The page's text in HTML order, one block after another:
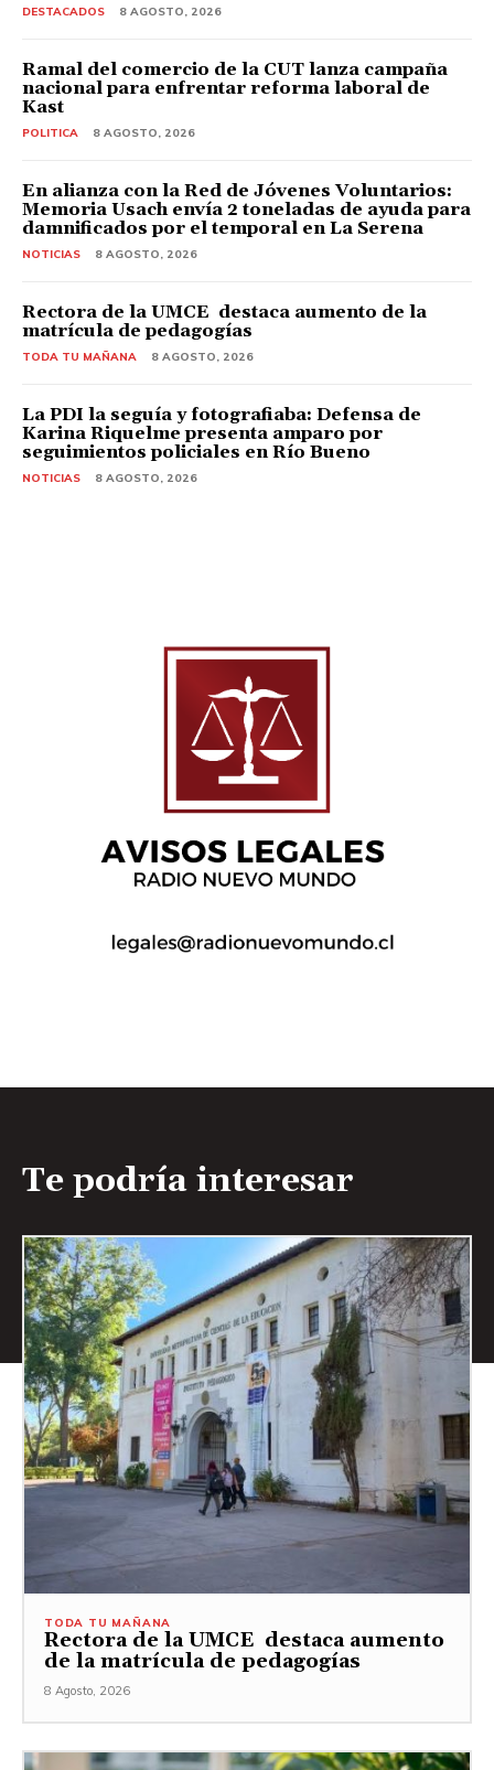
DESTACADOS 8 AGOSTO, 2026
Ramal del comercio de la CUT lanza campaña
nacional para enfrentar reforma laboral de
Kast
POLITICA 8 AGOSTO, 2026
En alianza con la Red de Jóvenes Voluntarios:
Memoria Usach envía 2 toneladas de ayuda para
damnificados por el temporal en La Serena
NOTICIAS 8 AGOSTO, 2026
Rectora de la UMCE destaca aumento de la
matrícula de pedagogías
TODA TU MAÑANA 8 AGOSTO, 2026
La PDI la seguía y fotografiaba: Defensa de
Karina Riquelme presenta amparo por
seguimientos policiales en Río Bueno
NOTICIAS 8 AGOSTO, 2026
Te podría interesar
TODA TU MAÑANA
Rectora de la UMCE destaca aumento
de la matrícula de pedagogías
8 Agosto, 2026